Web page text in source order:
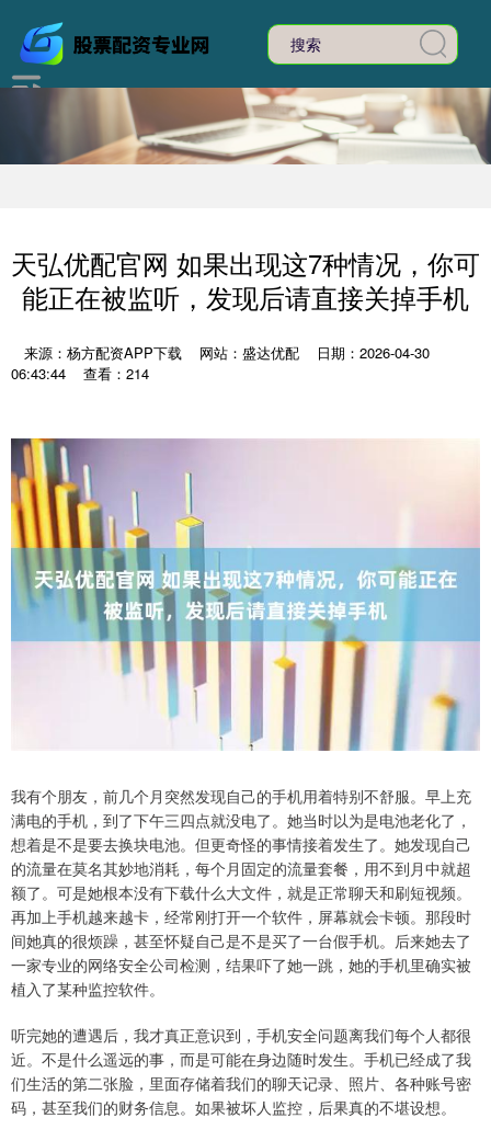
天弘优配官网 如果出现这7种情况，你可
能正在被监听，发现后请直接关掉手机
来源：杨方配资APP下载 网站：盛达优配
日期：2026-04-30
06:43:44
查看：214
我有个朋友，前几个月突然发现自己的手机用着特别不舒服。早上充
满电的手机，到了下午三四点就没电了。她当时以为是电池老化了，
想着是不是要去换块电池。但更奇怪的事情接着发生了。她发现自己
的流量在莫名其妙地消耗，每个月固定的流量套餐，用不到月中就超
额了。可是她根本没有下载什么大文件，就是正常聊天和刷短视频。
再加上手机越来越卡，经常刚打开一个软件，屏幕就会卡顿。那段时
间她真的很烦躁，甚至怀疑自己是不是买了一台假手机。后来她去了
一家专业的网络安全公司检测，结果吓了她一跳，她的手机里确实被
植入了某种监控软件。
听完她的遭遇后，我才真正意识到，手机安全问题离我们每个人都很
近。不是什么遥远的事，而是可能在身边随时发生。手机已经成了我
们生活的第二张脸，里面存储着我们的聊天记录、照片、各种账号密
码，甚至我们的财务信息。如果被坏人监控，后果真的不堪设想。